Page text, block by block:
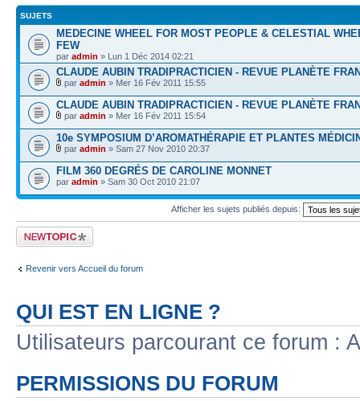
SUJETS
MEDECINE WHEEL FOR MOST PEOPLE & CELESTIAL
FEW
par admin » Lun 1 Déc 2014 02:21
CLAUDE AUBIN TRADIPRACTICIEN - REVUE PLANÈTE
par admin » Mer 16 Fév 2011 15:55
CLAUDE AUBIN TRADIPRACTICIEN - REVUE PLANÈTE
par admin » Mer 16 Fév 2011 15:54
10e SYMPOSIUM D’AROMATHÉRAPIE ET PLANTES
par admin » Sam 27 Nov 2010 20:37
FILM 360 DEGRÉS DE CAROLINE MONNET
par admin » Sam 30 Oct 2010 21:07
Afficher les sujets publiés depuis:
Publier un nouveau
sujet
Revenir vers Accueil du forum
QUI EST EN LIGNE ?
Utilisateurs parcourant ce forum :
PERMISSIONS DU FORUM